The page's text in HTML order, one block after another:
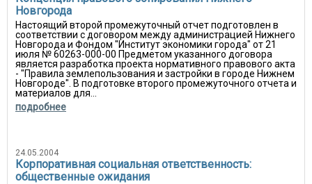
Новгорода
Настоящий второй промежуточный отчет подготовлен в
соответствии с договором между администрацией Нижнего
Новгорода и Фондом "Институт экономики города" от 21
июля № 60263-000-00 Предметом указанного договора
является разработка проекта нормативного правового акта
- "Правила землепользования и застройки в городе Нижнем
Новгороде". В подготовке второго промежуточного отчета и
материалов для...
подробнее
24.05.2004
Корпоративная социальная ответственность:
общественные ожидания